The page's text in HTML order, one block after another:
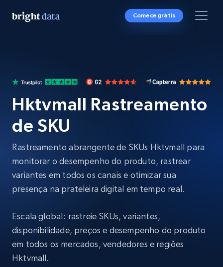
Comece grátis
Hktvmall Rastreamento
de SKU
Rastreamento abrangente de SKUs Hktvmall para
monitorar o desempenho do produto, rastrear
variantes em todos os canais e otimizar sua
presença na prateleira digital em tempo real.
Escala global: rastreie SKUs, variantes,
disponibilidade, preços e desempenho do produto
em todos os mercados, vendedores e regiões
Hktvmall.